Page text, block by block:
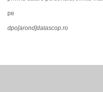
pe
dpo[arond]datascop.ro